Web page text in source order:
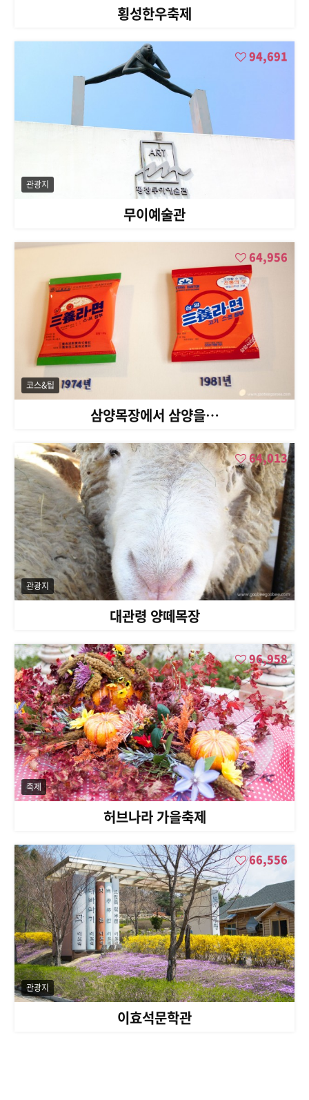
횡성한우축제
94,691
무이예술관
관광지
64,956
삼양목장에서 삼양을…
코스&팁
64,013
대관령 양떼목장
관광지
96,958
허브나라 가을축제
축제
66,556
이효석문학관
관광지